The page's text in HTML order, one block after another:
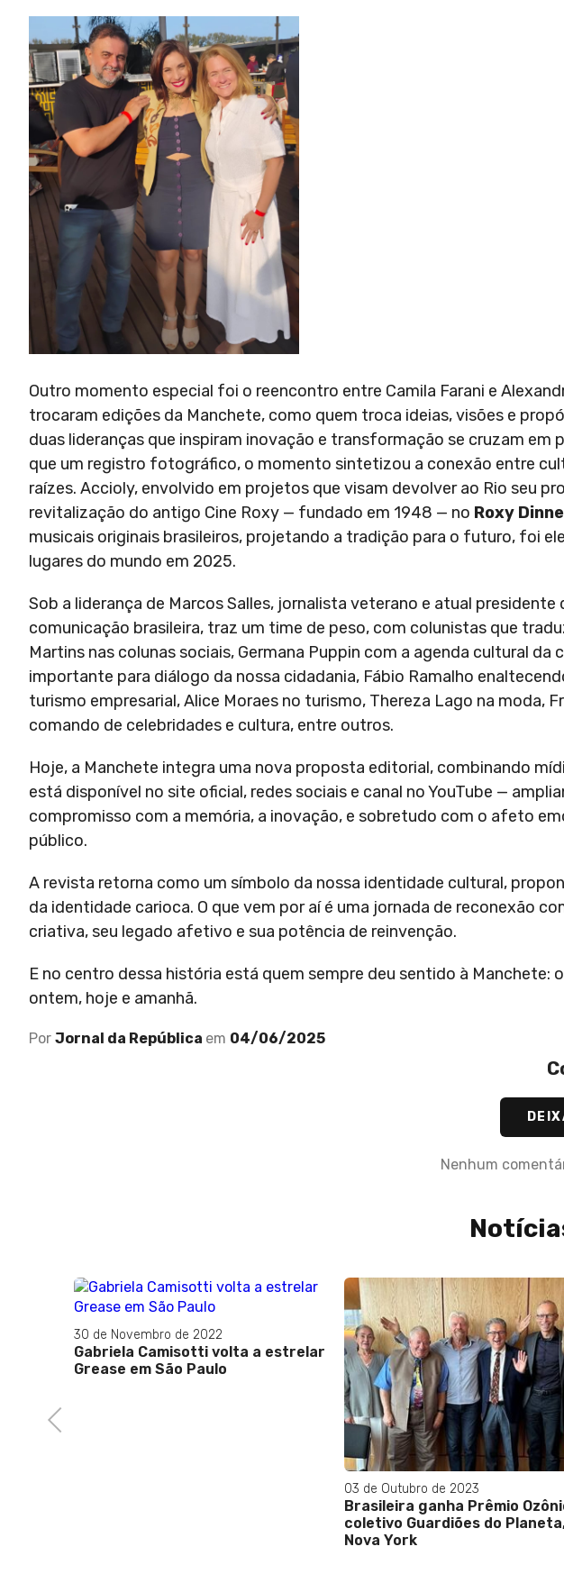
Outro momento especial foi o reencontro entre Camila Farani e
trocaram edições da Manchete, como quem troca ideias, visões e
duas lideranças que inspiram inovação e transformação se cruzam em
que um registro fotográfico, o momento sintetizou a conexão entre
raízes. Accioly, envolvido em projetos que visam devolver ao Rio seu
revitalização do antigo Cine Roxy — fundado em 1948 — no Roxy
musicais originais brasileiros, projetando a tradição para o futuro, foi
lugares do mundo em 2025.
Sob a liderança de Marcos Salles, jornalista veterano e atual
comunicação brasileira, traz um time de peso, com colunistas que
Martins nas colunas sociais, Germana Puppin com a agenda cultural da
importante para diálogo da nossa cidadania, Fábio Ramalho
turismo empresarial, Alice Moraes no turismo, Thereza Lago na moda,
comando de celebridades e cultura, entre outros.
Hoje, a Manchete integra uma nova proposta editorial, combinando
está disponível no site oficial, redes sociais e canal no YouTube —
compromisso com a memória, a inovação, e sobretudo com o afeto
público.
A revista retorna como um símbolo da nossa identidade cultural,
da identidade carioca. O que vem por aí é uma jornada de reconexão
criativa, seu legado afetivo e sua potência de reinvenção.
E no centro dessa história está quem sempre deu sentido à
ontem, hoje e amanhã.
Por Jornal da República em 04/06/2025
Nenhum
Previous
30 de Novembro de 2022
Gabriela Camisotti volta a estrelar
Grease em São Paulo
03 de Outubro de 2023
Brasileira ganha Prêmio
coletivo Guardiões do
Nova York